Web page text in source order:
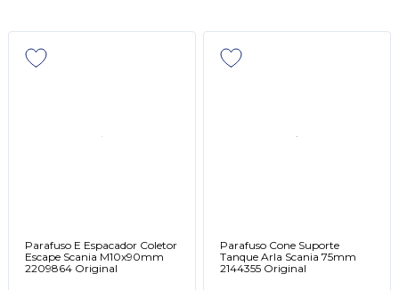
Parafuso E Espacador Coletor
Escape Scania M10x90mm
2209864 Original
Parafuso Cone Suporte
Tanque Arla Scania 75mm
2144355 Original